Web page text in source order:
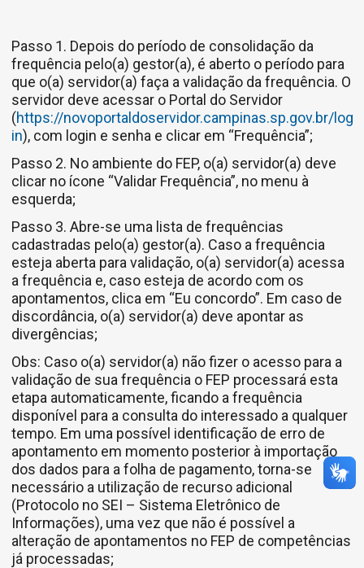
Passo 1. Depois do período de consolidação da
frequência pelo(a) gestor(a), é aberto o período para
que o(a) servidor(a) faça a validação da frequência. O
servidor deve acessar o Portal do Servidor
(https://novoportaldoservidor.campinas.sp.gov.br/log
in), com login e senha e clicar em “Frequência”;
Passo 2. No ambiente do FEP, o(a) servidor(a) deve
clicar no ícone “Validar Frequência”, no menu à
esquerda;
Passo 3. Abre-se uma lista de frequências
cadastradas pelo(a) gestor(a). Caso a frequência
esteja aberta para validação, o(a) servidor(a) acessa
a frequência e, caso esteja de acordo com os
apontamentos, clica em “Eu concordo”. Em caso de
discordância, o(a) servidor(a) deve apontar as
divergências;
Obs: Caso o(a) servidor(a) não fizer o acesso para a
validação de sua frequência o FEP processará esta
etapa automaticamente, ficando a frequência
disponível para a consulta do interessado a qualquer
tempo. Em uma possível identificação de erro de
apontamento em momento posterior à importação
dos dados para a folha de pagamento, torna-se
necessário a utilização de recurso adicional
(Protocolo no SEI – Sistema Eletrônico de
Informações), uma vez que não é possível a
alteração de apontamentos no FEP de competências
já processadas;